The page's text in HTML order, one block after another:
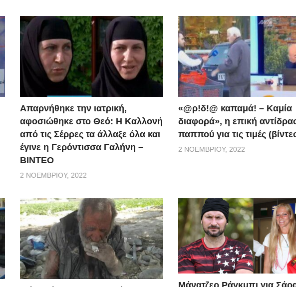
Απαρνήθηκε την ιατρική,
αφοσιώθηκε στο Θεό: Η Καλλονή
από τις Σέρρες τα άλλαξε όλα και
έγινε η Γερόντισσα Γαλήνη –
ΒΙΝΤΕΟ
2 ΝΟΕΜΒΡΊΟΥ, 2022
«@ρ!δ!@ καπαμά! – Καμία
διαφορά», η επική
παππού για τις τιμές
2 ΝΟΕΜΒΡΊΟΥ, 2022